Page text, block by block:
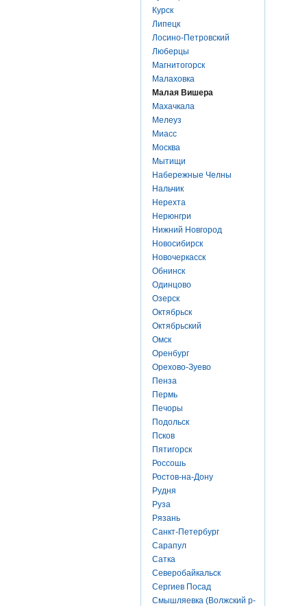
Курск
Липецк
Лосино-Петровский
Люберцы
Магнитогорск
Малаховка
Малая Вишера
Махачкала
Мелеуз
Миасс
Москва
Мытищи
Набережные Челны
Нальчик
Нерехта
Нерюнгри
Нижний Новгород
Новосибирск
Новочеркасск
Обнинск
Одинцово
Озерск
Октябрьск
Октябрьский
Омск
Оренбург
Орехово-Зуево
Пенза
Пермь
Печоры
Подольск
Псков
Пятигорск
Россошь
Ростов-на-Дону
Рудня
Руза
Рязань
Санкт-Петербург
Сарапул
Сатка
Северобайкальск
Сергиев Посад
Смышляевка (Волжский р-